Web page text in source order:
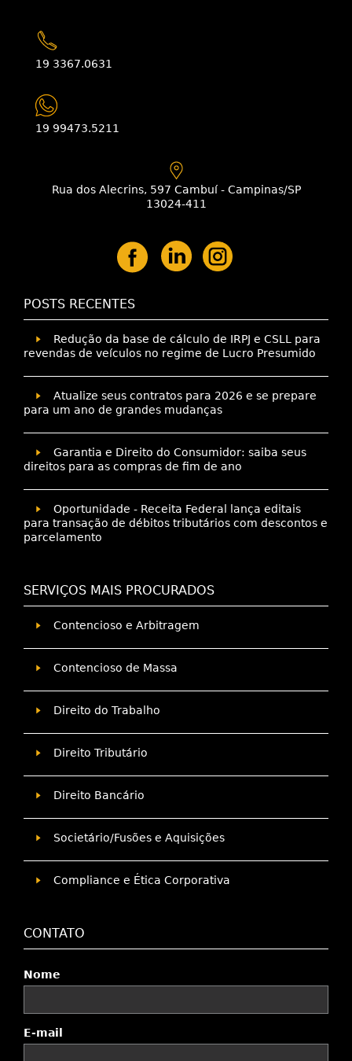
19 3367.0631
19 99473.5211
Rua dos Alecrins, 597 Cambuí - Campinas/SP
13024-411
POSTS RECENTES
Redução da base de cálculo de IRPJ e CSLL para
revendas de veículos no regime de Lucro Presumido
Atualize seus contratos para 2026 e se prepare
para um ano de grandes mudanças
Garantia e Direito do Consumidor: saiba seus
direitos para as compras de fim de ano
Oportunidade - Receita Federal lança editais
para transação de débitos tributários com descontos e
parcelamento
SERVIÇOS MAIS PROCURADOS
Contencioso e Arbitragem
Contencioso de Massa
Direito do Trabalho
Direito Tributário
Direito Bancário
Societário/Fusões e Aquisições
Compliance e Ética Corporativa
CONTATO
Nome
E-mail